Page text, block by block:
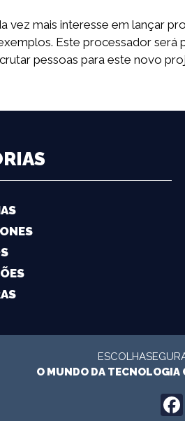
vez mais interesse em lançar
Este processador
pessoas para este novo
O MUNDO DA TECNOLOGIA